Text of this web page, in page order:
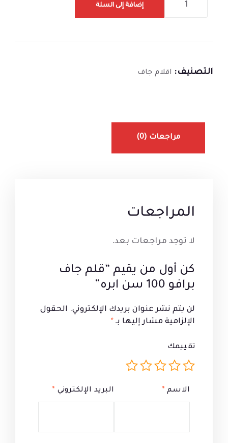
إضافة إلى السلة
التصنيف: اقلام جاف
مراجعات (0)
المراجعات
لا توجد مراجعات بعد.
كن أول من يقيم “قلم جاف
برافو 100 سن ابره”
لن يتم نشر عنوان بريدك الإلكتروني. الحقول
الإلزامية مشار إليها بـ *
تقييمك
الاسم * البريد الإلكتروني *